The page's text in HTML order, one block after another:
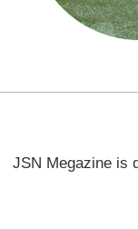
JSN Megazine is